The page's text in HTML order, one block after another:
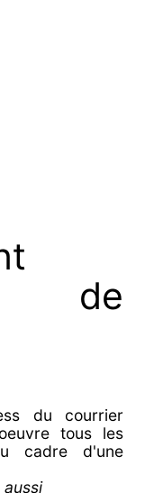
de
du courrier
tous les
cadre d'une